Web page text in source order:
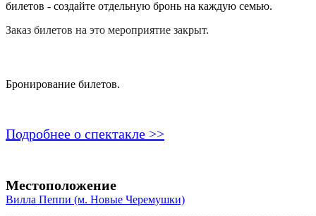
билетов - создайте отдельную бронь на каждую семью.
Заказ билетов на это мероприятие закрыт.
Бронирование билетов.
Подробнее о спектакле >>
Местоположение
Вилла Пеппи (м. Новые Черемушки)